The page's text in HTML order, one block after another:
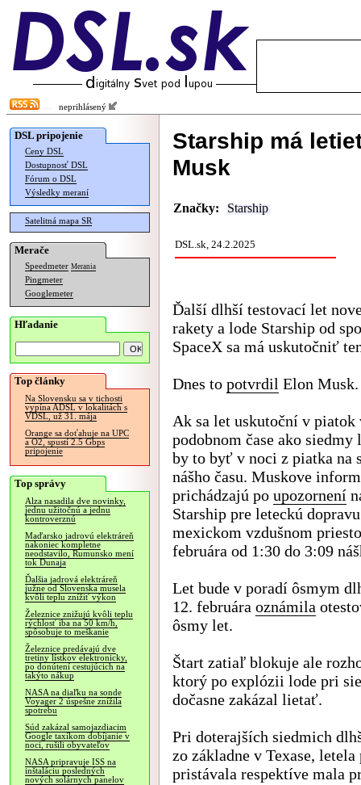
neprihlásený
DSL pripojenie
Ceny DSL
Dostupnosť DSL
Fórum o DSL
Výsledky meraní
Satelitná mapa SR
Merače
Speedmeter Merania
Pingmeter
Googlemeter
Hľadanie
Top články
Na Slovensku sa v tichosti
vypína ADSL v lokalitách s
VDSL, už 31. mája
Orange sa doťahuje na UPC
a O2, spustí 2.5 Gbps
pripojenie
Top správy
Alza nasadila dve novinky,
jednu užitočnú a jednu
kontroverznú
Maďarsko jadrovú elektráreň
nakoniec kompletne
neodstavilo, Rumunsko mení
tok Dunaja
Ďalšia jadrová elektráreň
južne od Slovenska musela
kvôli teplu znížiť výkon
Železnice znižujú kvôli teplu
rýchlosť iba na 50 km/h,
spôsobuje to meškanie
Železnice predávajú dve
tretiny lístkov elektronicky,
po donútení cestujúcich na
takýto nákup
NASA na diaľku na sonde
Voyager 2 úspešne znížila
spotrebu
Súd zakázal samojazdiacim
Google taxíkom dobíjanie v
noci, rušili obyvateľov
NASA pripravuje ISS na
inštaláciu posledných
nových solárnych panelov
Starship má
Musk
Značky: Starship
DSL.sk, 24.2.2025
Ďalší dlhší testovací let
rakety a lode Starship od
SpaceX sa má uskutočniť
Dnes to potvrdil Elon Musk.
Ak sa let uskutoční v piatok
podobnom čase ako siedmy
by to byť v noci z piatka na
nášho času. Muskove
prichádzajú po upozornení
Starship pre leteckú
mexickom vzdušnom
februára od 1:30 do 3:09
Let bude v poradí ôsmym
12. februára oznámila
ôsmy let.
Štart zatiaľ blokuje ale
ktorý po explózii lode pri
dočasne zakázal lietať.
Pri doterajších siedmich
zo základne v Texase,
pristávala respektíve mala